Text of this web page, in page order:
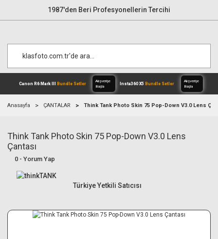
1987'den Beri Profesyonellerin Tercihi
Canon R6 Mark III Bundle Setler
Alışverişe
Anasayfa ÇANTALAR Think Tank Photo Skin 75 Pop-Down V3.0 Lens
Think Tank Photo Skin 75 Pop-Down V3.0 Lens
Çantası
0 - Yorum Yap
Türkiye Yetkili Satıcısı